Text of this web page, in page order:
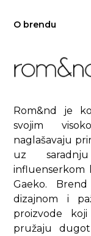
O brendu
Rom&nd je
svojim
naglašavaju
uz
influenserkom
Gaeko.
dizajnom i
proizvode
pružaju